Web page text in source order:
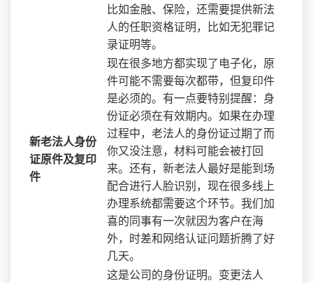
比如金融、保险，还需要提供新法
人的任职资格证明，比如无犯罪记
录证明等。
新老法人身份
证原件及复印
件
现在很多地方都实现了电子化，原
件可能不需要每次都带，但复印件
是必须的。有一点要特别提醒：身
份证必须在有效期内。如果在办理
过程中，老法人的身份证过期了而
你又没注意，材料可能会被打回
来。还有，新老法人最好是能到场
配合进行人脸识别，现在很多线上
办理系统都需要这个环节。我们加
喜的同事有一次就因为客户在海
外，时差和网络认证问题折腾了好
几天。
这是公司的身份证明。变更法人